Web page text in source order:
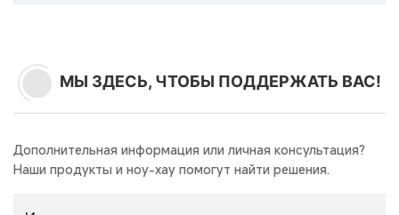
МЫ ЗДЕСЬ, ЧТОБЫ ПОДДЕРЖАТЬ ВАС!
Дополнительная информация или личная консультация?
Наши продукты и ноу-хау помогут найти решения.